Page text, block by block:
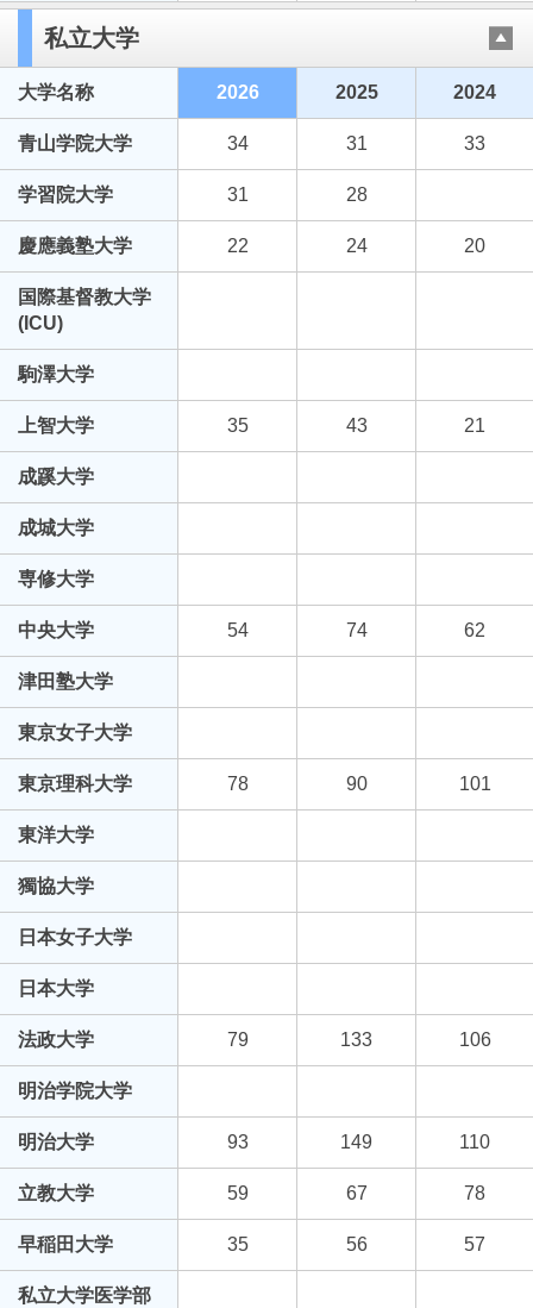
私立大学
大学名称 2026 2025 2024
青山学院大学 34 31 33
学習院大学 31 28
慶應義塾大学 22 24 20
国際基督教大学
(ICU)
駒澤大学
上智大学 35 43 21
成蹊大学
成城大学
専修大学
中央大学 54 74 62
津田塾大学
東京女子大学
東京理科大学 78 90 101
東洋大学
獨協大学
日本女子大学
日本大学
法政大学 79 133 106
明治学院大学
明治大学 93 149 110
立教大学 59 67 78
早稲田大学 35 56 57
私立大学医学部